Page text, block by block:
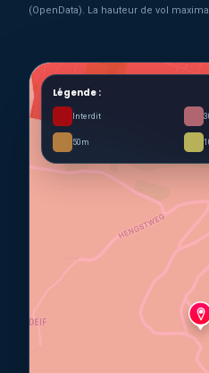
(OpenData). La hauteur de vol
Légende :
Interdit
50m